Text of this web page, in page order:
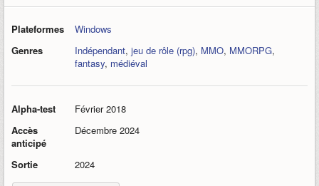
Plateformes
Windows
Genres
Indépendant, jeu de rôle (rpg), MMO, MMORPG,
fantasy, médiéval
Alpha-test
Février 2018
Accès
anticipé
Décembre 2024
Sortie 2024